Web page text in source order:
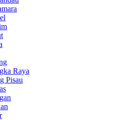
Raya
Pisau